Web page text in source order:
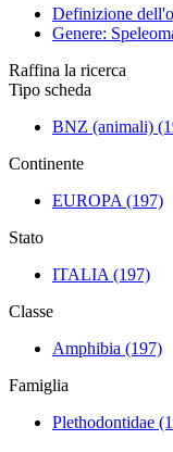
Definizione
Genere:
Raffina la ricerca
Tipo scheda
BNZ (animali)
Continente
EUROPA (197)
Stato
ITALIA (197)
Classe
Amphibia (197)
Famiglia
Plethodontidae